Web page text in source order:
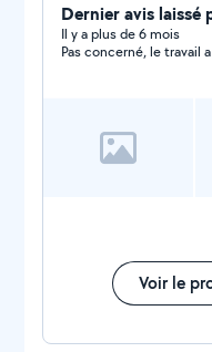
Dernier avis
Il y a plus de 6 mois
Pas concerné, le travail
Voir le